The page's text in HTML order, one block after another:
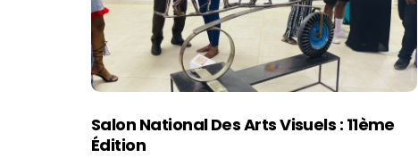
Salon National Des Arts Visuels : 11ème
Édition